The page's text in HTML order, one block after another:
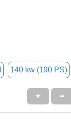
140 kw (190 PS)
★ ➦